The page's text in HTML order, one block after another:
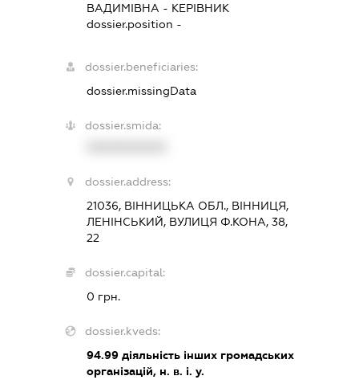
ВАДИМІВНА - КЕРІВНИК
dossier.position -
dossier.beneficiaries:
dossier.missingData
dossier.smida:
dossier.address:
21036, ВІННИЦЬКА ОБЛ., ВІННИЦЯ,
ЛЕНІНСЬКИЙ, ВУЛИЦЯ Ф.КОНА, 38,
22
dossier.capital:
0 грн.
dossier.kveds:
94.99 діяльність інших громадських
організацій, н. в. і. у.